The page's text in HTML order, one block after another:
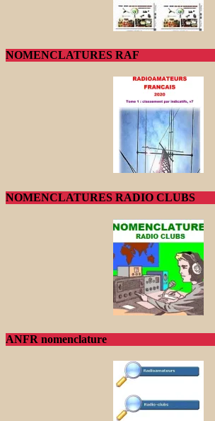
NOMENCLATURES RAF
NOMENCLATURES RADIO CLUBS
ANFR nomenclature